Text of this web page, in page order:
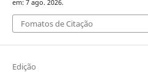
em: 7 ago. 2026.
Fomatos de Citação
Edição